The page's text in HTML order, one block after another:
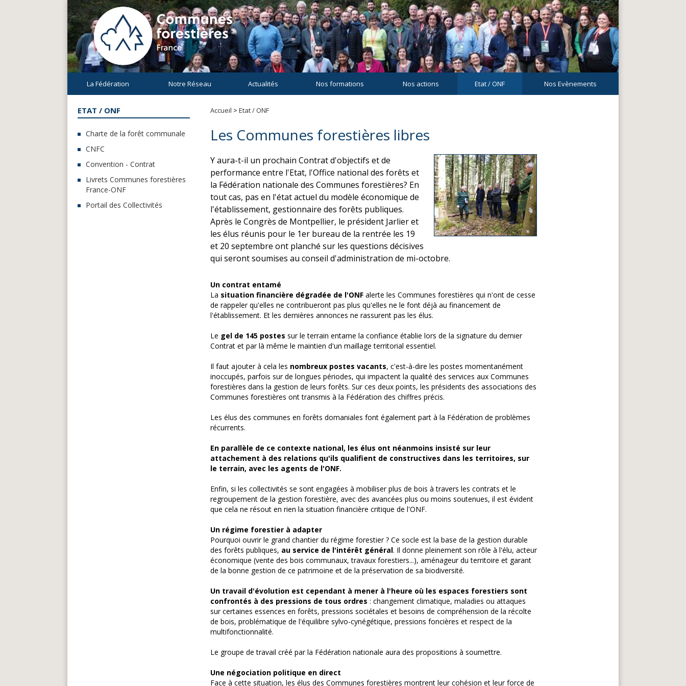
La Fédération Notre Réseau Actualités Nos formations Nos actions Etat / ONF Nos Evènements
ETAT / ONF
Charte de la forêt communale
CNFC
Convention - Contrat
Livrets Communes forestières
France-ONF
Portail des Collectivités
Accueil > Etat / ONF
Les Communes forestières libres
Y aura-t-il un prochain Contrat d'objectifs et de
performance entre l'Etat, l'Office national des forêts et
la Fédération nationale des Communes forestières? En
tout cas, pas en l'état actuel du modèle économique de
l'établissement, gestionnaire des forêts publiques.
Après le Congrès de Montpellier, le président Jarlier et
les élus réunis pour le 1er bureau de la rentrée les 19
et 20 septembre ont planché sur les questions décisives
qui seront soumises au conseil d'administration de mi-octobre.
Un contrat entamé
La situation financière dégradée de l'ONF alerte les Communes forestières qui n'ont de cesse
de rappeler qu'elles ne contribueront pas plus qu'elles ne le font déjà au financement de
l'établissement. Et les dernières annonces ne rassurent pas les élus.
Le gel de 145 postes sur le terrain entame la confiance établie lors de la signature du dernier
Contrat et par là même le maintien d'un maillage territorial essentiel.
Il faut ajouter à cela les nombreux postes vacants, c'est-à-dire les postes momentanément
inoccupés, parfois sur de longues périodes, qui impactent la qualité des services aux Communes
forestières dans la gestion de leurs forêts. Sur ces deux points, les présidents des associations des
Communes forestières ont transmis à la Fédération des chiffres précis.
Les élus des communes en forêts domaniales font également part à la Fédération de problèmes
récurrents.
En parallèle de ce contexte national, les élus ont néanmoins insisté sur leur
attachement à des relations qu'ils qualifient de constructives dans les territoires, sur
le terrain, avec les agents de l'ONF.
Enfin, si les collectivités se sont engagées à mobiliser plus de bois à travers les contrats et le
regroupement de la gestion forestière, avec des avancées plus ou moins soutenues, il est évident
que cela ne résout en rien la situation financière critique de l'ONF.
Un régime forestier à adapter
Pourquoi ouvrir le grand chantier du régime forestier ? Ce socle est la base de la gestion durable
des forêts publiques, au service de l'intérêt général. Il donne pleinement son rôle à l'élu, acteur
économique (vente des bois communaux, travaux forestiers...), aménageur du territoire et garant
de la bonne gestion de ce patrimoine et de la préservation de sa biodiversité.
Un travail d'évolution est cependant à mener à l'heure où les espaces forestiers sont
confrontés à des pressions de tous ordres : changement climatique, maladies ou attaques
sur certaines essences en forêts, pressions sociétales et besoins de compréhension de la récolte
de bois, problématique de l'équilibre sylvo-cynégétique, pressions foncières et respect de la
multifonctionnalité.
Le groupe de travail créé par la Fédération nationale aura des propositions à soumettre.
Une négociation politique en direct
Face à cette situation, les élus des Communes forestières montrent leur cohésion et leur force de